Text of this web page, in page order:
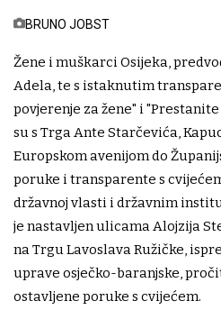
BRUNO JOBST
Žene i muškarci Osijeka,
Adela, te s istaknutim
povjerenje za žene" i
su s Trga Ante Starčevića,
Europskom avenijom do
poruke i transparente s
državnoj vlasti i državnim
je nastavljen ulicama Alojzija
na Trgu Lavoslava Ružičke,
uprave osječko-baranjske,
ostavljene poruke s cvijećem.